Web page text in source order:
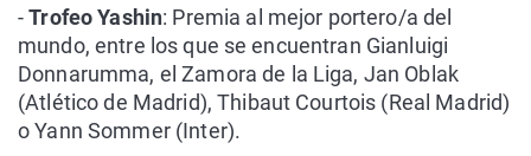
-Trofeo Yashin: Premia al mejor portero/a del
mundo, entre los que se encuentran Gianluigi
Donnarumma, el Zamora de la Liga, Jan Oblak
(Atlético de Madrid), Thibaut Courtois (Real Madrid)
o Yann Sommer (Inter).